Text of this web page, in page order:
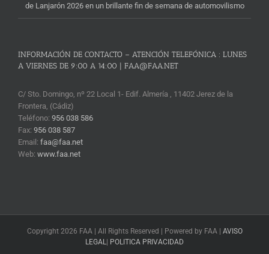
de Lanjarón 2026 en un brillante fin de semana de automovilismo
INFORMACIÓN DE CONTACTO – ATENCIÓN TELEFÓNICA : LUNES
A VIERNES DE 9:00 A 14:00 | FAA@FAA.NET
C/ Sto. Domingo, nº 22 Local 1- Edif. Almería , 11402 Jerez de la
Frontera, (Cádiz)
Teléfono: 956 038 586
Fax: 956 038 587
Email: faa@faa.net
Web: www.faa.net
Copyright 2026 FAA | All Rights Reserved | Powered by FAA | AVISO
LEGAL | POLITICA PRIVACIDAD